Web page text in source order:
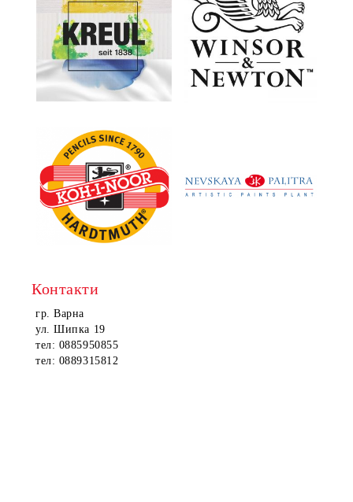
Контакти
гр. Варна
ул. Шипка 19
тел: 0885950855
тел: 0889315812